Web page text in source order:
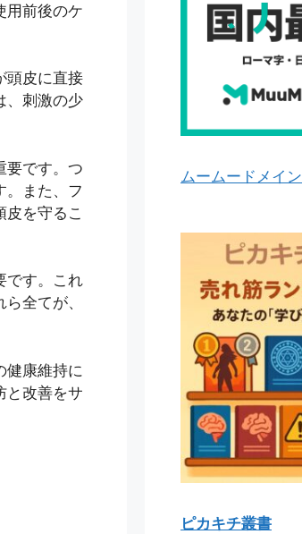
用前後のケ
頭皮に直接
、刺激の少
要です。つ
。また、フ
を守るこ
です。これ
全てが、
健康維持に
と改善をサ
ムームードメイン
ピカキチ叢書